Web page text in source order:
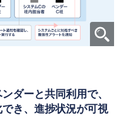
ダーと共同利用で、
き、 進捗状況が可視